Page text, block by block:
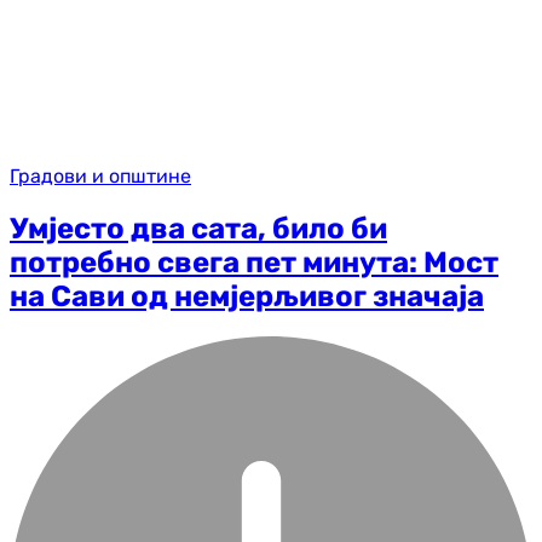
Градови и општине
Умјесто два сата, било би
потребно свега пет минута: Мост
на Сави од немјерљивог значаја